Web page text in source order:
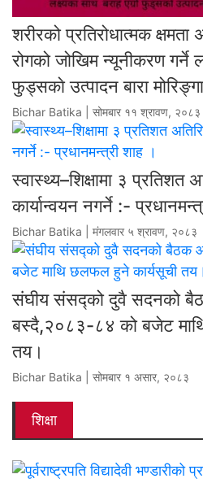
शरीरको प्रतिरोधात्मक क्षमता
रोगको जोखिम न्यूनीकरण गर्ने
फुड्सकाे उत्पादन बारा
Bichar Batika | सोमबार ११ श्रावण, २०८३
स्वास्थ्य–शिक्षामा ३ प्रतिशत
कार्यान्वयन नगर्ने :-
Bichar Batika | मंगलवार ५ श्रावण, २०८३
संघीय संसद्को दुवै सदनको
बस्दै,२०८३-८४ को बजेट
तय।
Bichar Batika | सोमबार १ असार, २०८३
शिक्षा